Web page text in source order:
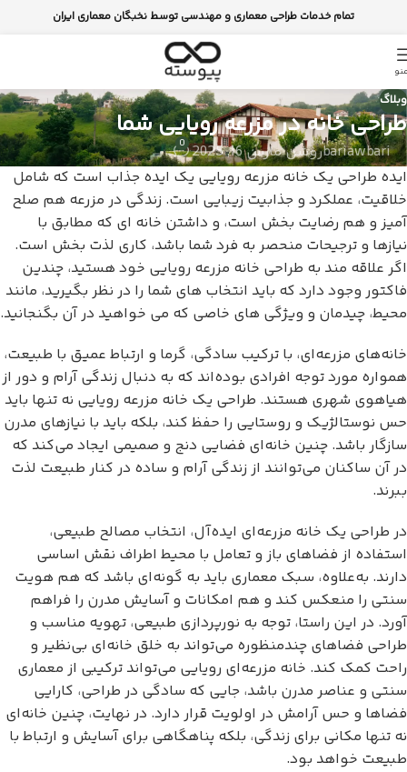
تمام خدمات طراحی معماری و مهندسی توسط نخبگان معماری ایران
وبلاگ
طراحی خانه در مزرعه رویایی شما
bariawbariروشن مارس 16, 2025 0
ایده طراحی یک خانه مزرعه رویایی یک ایده جذاب است که شامل
خلاقیت، عملکرد و جذابیت زیبایی است. زندگی در مزرعه هم صلح
آمیز و هم رضایت بخش است، و داشتن خانه ای که مطابق با
نیازها و ترجیحات منحصر به فرد شما باشد، کاری لذت بخش است.
اگر علاقه مند به طراحی خانه مزرعه رویایی خود هستید، چندین
فاکتور وجود دارد که باید انتخاب های شما را در نظر بگیرید، مانند
محیط، چیدمان و ویژگی های خاصی که می خواهید در آن بگنجانید.
خانه‌های مزرعه‌ای، با ترکیب سادگی، گرما و ارتباط عمیق با طبیعت،
همواره مورد توجه افرادی بوده‌اند که به دنبال زندگی آرام و دور از
هیاهوی شهری هستند. طراحی یک خانه مزرعه رویایی نه تنها باید
حس نوستالژیک و روستایی را حفظ کند، بلکه باید با نیازهای مدرن
سازگار باشد. چنین خانه‌ای فضایی دنج و صمیمی ایجاد می‌کند که
در آن ساکنان می‌توانند از زندگی آرام و ساده در کنار طبیعت لذت
ببرند.
در طراحی یک خانه مزرعه‌ای ایده‌آل، انتخاب مصالح طبیعی،
استفاده از فضاهای باز و تعامل با محیط اطراف نقش اساسی
دارند. به‌علاوه، سبک معماری باید به گونه‌ای باشد که هم هویت
سنتی را منعکس کند و هم امکانات و آسایش مدرن را فراهم
آورد. در این راستا، توجه به نورپردازی طبیعی، تهویه مناسب و
طراحی فضاهای چندمنظوره می‌تواند به خلق خانه‌ای بی‌نظیر و
راحت کمک کند. خانه مزرعه‌ای رویایی می‌تواند ترکیبی از معماری
سنتی و عناصر مدرن باشد، جایی که سادگی در طراحی، کارایی
فضاها و حس آرامش در اولویت قرار دارد. در نهایت، چنین خانه‌ای
نه تنها مکانی برای زندگی، بلکه پناهگاهی برای آسایش و ارتباط با
طبیعت خواهد بود.